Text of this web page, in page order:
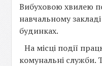
Вибуховою хвилею
навчальному
будинках.
На місці події
комунальні служби.